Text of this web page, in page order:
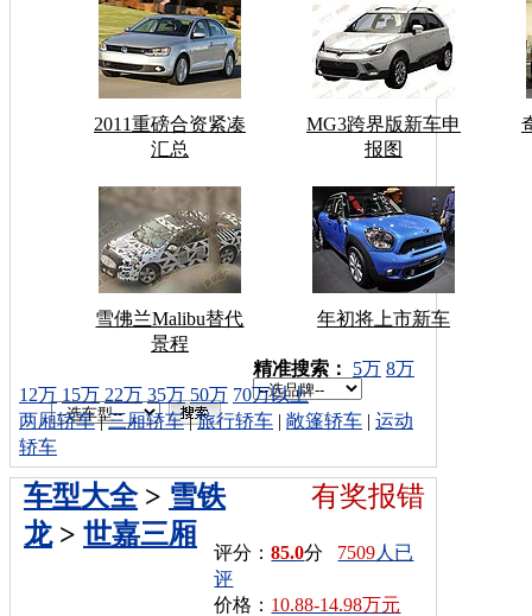
2011重磅合资紧凑
汇总
MG3跨界版新车申
报图
雪佛兰Malibu替代
景程
年初将上市新车
车型搜索：
精准搜索： 5万 8万
12万 15万 22万 35万 50万 70万以上
两厢轿车|三厢轿车|旅行轿车 | 敞篷轿车 | 运动
轿车
有奖报错
车型大全> 雪铁
龙> 世嘉三厢
评分：85.0分 7509人已
评
价格： 10.88-14.98万元